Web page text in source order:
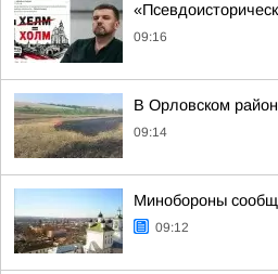
09:16
В Орловском
09:14
Минобороны
09:12